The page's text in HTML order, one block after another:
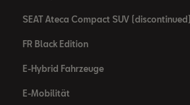
SEAT Ateca Compact SUV (discontinued)
FR Black Edition
E-Hybrid Fahrzeuge
E-Mobilität